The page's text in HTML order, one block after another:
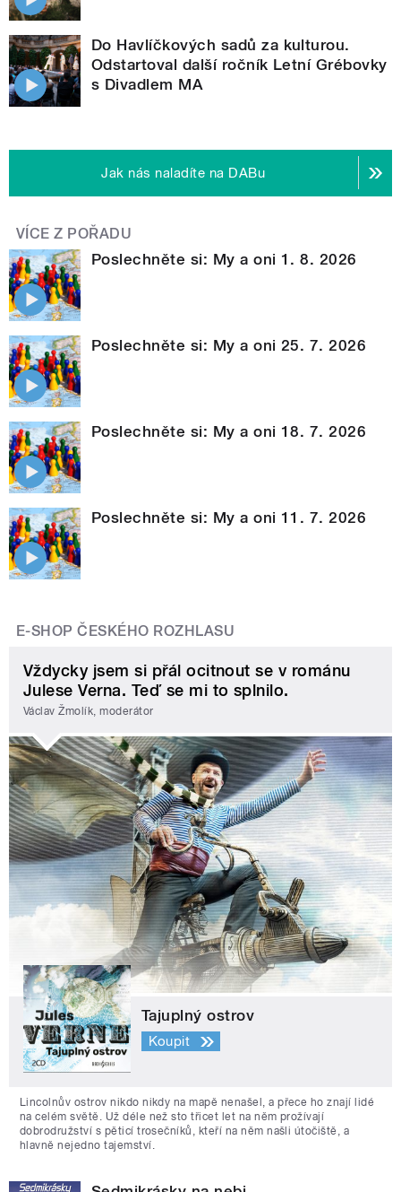
Do Havlíčkových sadů za kulturou.
Odstartoval další ročník Letní Grébovky
s Divadlem MA
Jak nás naladíte na DABu
VÍCE Z POŘADU
Poslechněte si: My a oni 1. 8. 2026
Poslechněte si: My a oni 25. 7. 2026
Poslechněte si: My a oni 18. 7. 2026
Poslechněte si: My a oni 11. 7. 2026
E-SHOP ČESKÉHO ROZHLASU
Vždycky jsem si přál ocitnout se v románu
Julese Verna. Teď se mi to splnilo.
Václav Žmolík, moderátor
Tajuplný ostrov
Koupit
Lincolnův ostrov nikdo nikdy na mapě nenašel, a přece ho znají lidé
na celém světě. Už déle než sto třicet let na něm prožívají
dobrodružství s pěticí trosečníků, kteří na něm našli útočiště, a
hlavně nejedno tajemství.